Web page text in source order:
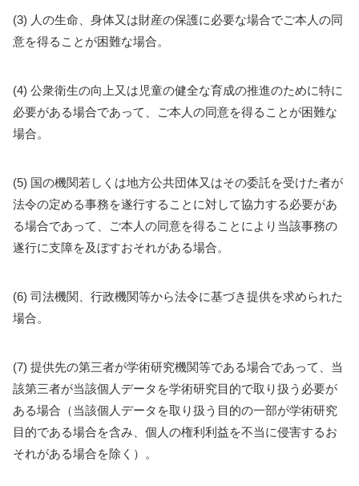
(3) 人の生命、身体又は財産の保護に必要な場合でご本人の同
意を得ることが困難な場合。
(4) 公衆衛生の向上又は児童の健全な育成の推進のために特に
必要がある場合であって、ご本人の同意を得ることが困難な
場合。
(5) 国の機関若しくは地方公共団体又はその委託を受けた者が
法令の定める事務を遂行することに対して協力する必要があ
る場合であって、ご本人の同意を得ることにより当該事務の
遂行に支障を及ぼすおそれがある場合。
(6) 司法機関、行政機関等から法令に基づき提供を求められた
場合。
(7) 提供先の第三者が学術研究機関等である場合であって、当
該第三者が当該個人データを学術研究目的で取り扱う必要が
ある場合（当該個人データを取り扱う目的の一部が学術研究
目的である場合を含み、個人の権利利益を不当に侵害するお
それがある場合を除く）。